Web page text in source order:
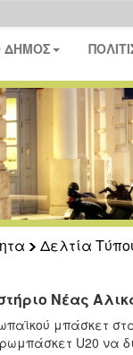
ΔΗΜΟΣ
Δελτία
Νέας
μπάσκετ
U20 να